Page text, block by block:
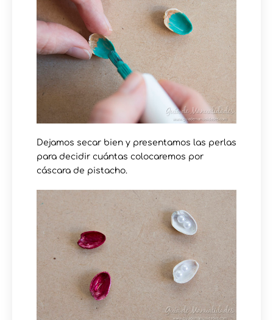
Dejamos secar bien y presentamos las perlas
para decidir cuántas colocaremos por
cáscara de pistacho.